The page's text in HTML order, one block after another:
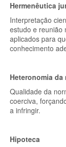
Hermenêutica
Interpretação
estudo e reunião
aplicados para
conhecimento
Heteronomia
Qualidade da
coerciva,
a infringir.
Hipoteca